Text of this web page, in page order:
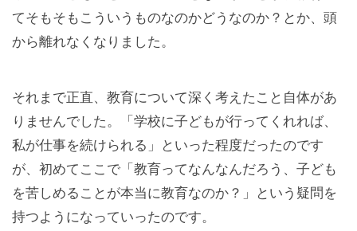
てそもそもこういうものなのかどうなのか？とか、頭
から離れなくなりました。
それまで正直、教育について深く考えたこと自体があ
りませんでした。「学校に子どもが行ってくれれば、
私が仕事を続けられる」といった程度だったのです
が、初めてここで「教育ってなんなんだろう、子ども
を苦しめることが本当に教育なのか？」という疑問を
持つようになっていったのです。